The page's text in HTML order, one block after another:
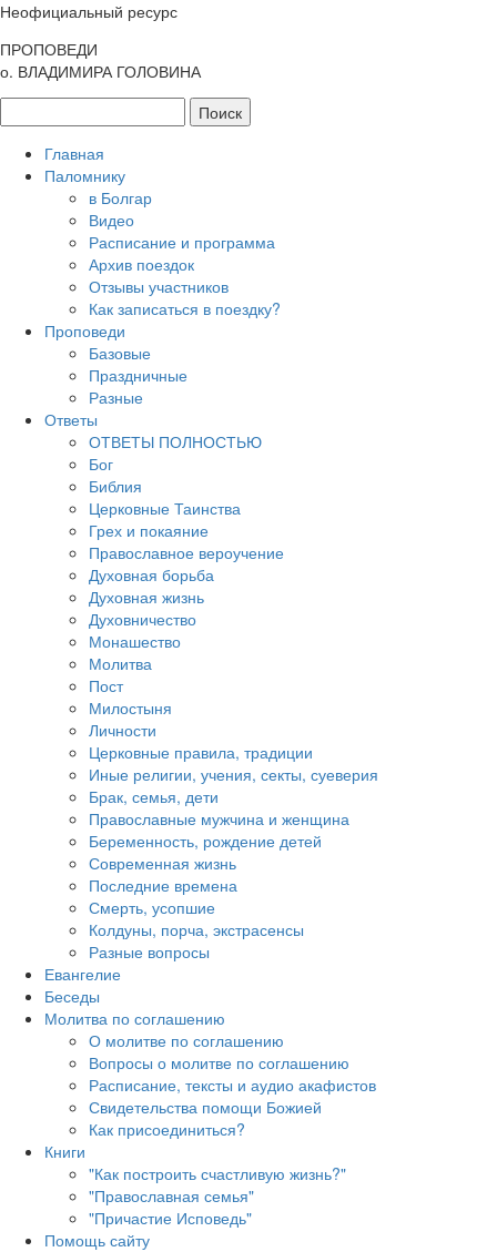
Неофициальный ресурс
ПРОПОВЕДИ
о. ВЛАДИМИРА ГОЛОВИНА
Главная
Паломнику
в Болгар
Видео
Расписание и программа
Архив поездок
Отзывы участников
Как записаться в поездку?
Проповеди
Базовые
Праздничные
Разные
Ответы
ОТВЕТЫ ПОЛНОСТЬЮ
Бог
Библия
Церковные Таинства
Грех и покаяние
Православное вероучение
Духовная борьба
Духовная жизнь
Духовничество
Монашество
Молитва
Пост
Милостыня
Личности
Церковные правила, традиции
Иные религии, учения, секты, суеверия
Брак, семья, дети
Православные мужчина и женщина
Беременность, рождение детей
Современная жизнь
Последние времена
Смерть, усопшие
Колдуны, порча, экстрасенсы
Разные вопросы
Евангелие
Беседы
Молитва по соглашению
О молитве по соглашению
Вопросы о молитве по соглашению
Расписание, тексты и аудио акафистов
Свидетельства помощи Божией
Как присоединиться?
Книги
"Как построить счастливую жизнь?"
"Православная семья"
"Причастие Исповедь"
Помощь сайту